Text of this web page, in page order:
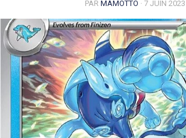
PAR MÂMOTTO · 7 JUIN 2023